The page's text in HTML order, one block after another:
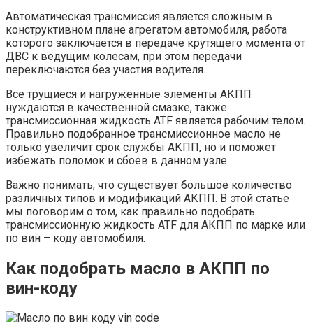
Автоматическая трансмиссия является сложным в
конструктивном плане агрегатом автомобиля, работа
которого заключается в передаче крутящего момента от
ДВС к ведущим колесам, при этом передачи
переключаются без участия водителя.
Все трущиеся и нагруженные элементы АКПП
нуждаются в качественной смазке, также
трансмиссионная жидкость ATF является рабочим телом.
Правильно подобранное трансмиссионное масло не
только увеличит срок службы АКПП, но и поможет
избежать поломок и сбоев в данном узле.
Важно понимать, что существует большое количество
различных типов и модификаций АКПП. В этой статье
мы поговорим о том, как правильно подобрать
трансмиссионную жидкость ATF для АКПП по марке или
по вин – коду автомобиля.
Как подобрать масло в АКПП по
вин-коду